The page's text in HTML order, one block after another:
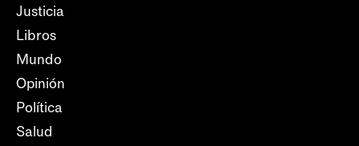
Justicia
Libros
Mundo
Opinión
Política
Salud